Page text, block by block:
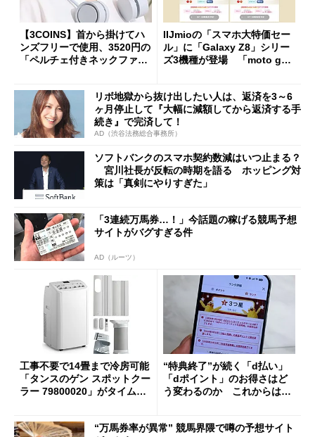
【3COINS】首から掛けてハ
ンズフリーで使用、3520円の
「ペルチェ付きネックファ
IIJmioの「スマホ大特価セー
ル」に「Galaxy Z8」シリー
ズ3機種が登場 「moto g37
リボ地獄から抜け出したい人は、返済を3～6
ヶ月停止して『大幅に減額してから返済する手
続き』で完済して！
AD（渋谷法務総合事務所）
ソフトバンクのスマホ契約数減はいつ止まる？
宮川社長が反転の時期を語る ホッピング対
策は「真剣にやりすぎた」
「3連続万馬券…！」今話題の稼げる競馬予想
サイトがバグすぎる件
AD（ルーツ）
工事不要で14畳まで冷房可能
「タンスのゲン スポットクー
ラー 79800020」がタイムセ
“特典終了”が続く「d払い」
「dポイント」のお得さはど
う変わるのか これからは
“万馬券率が異常” 競馬界隈で噂の予想サイト